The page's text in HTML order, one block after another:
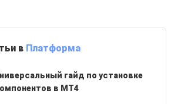
в Платформа
гайд по установке
в МТ4